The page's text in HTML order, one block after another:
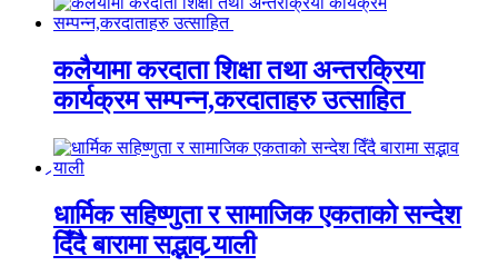
कलैयामा करदाता शिक्षा तथा अन्तरक्रिया
कार्यक्रम सम्पन्न,करदाताहरु उत्साहित
धार्मिक सहिष्णुता र सामाजिक एकताको सन्देश
दिँदै बारामा सद्भाव र्‍याली